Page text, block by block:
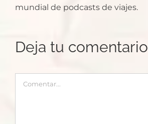
mundial de podcasts de viajes.
Deja tu comentario
Comentar